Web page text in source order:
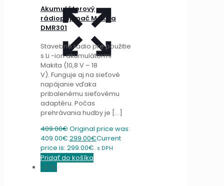
Akumulátorový
rádioprijímač Makita
DMR301
Stavebné rádio pre použitie
s Li -ion akumulátormi
Makita (10,8 V – 18
V). Funguje aj na sieťové
napájanie vďaka
pribalenému sieťovému
adaptéru. Počas
prehrávania hudby je […]
409.00€Original price was:
409.00€.299.00€Current
price is: 299.00€. s DPH
Pridať do košíka
-27%